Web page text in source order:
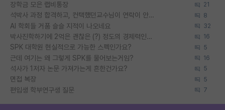
장학금 모은 랩비통장 21
석박사 과정 합격하고, 컨택했던교수님이 연락이 안됩니다... 8
AI 학회들 거품 슬슬 지적이 나오네요 32
박사진학하기에 2억은 괜찮은 (?) 정도의 경제력인가요 16
SPK 대학원 현실적으로 가능한 스펙인가요? 5
근데 여기는 왜 그렇게 SPK를 물어보는거임? 16
석사가 1저자 논문 가져가는게 흔한건가요? 5
면접 복장 5
편입생 학부연구생 질문 7